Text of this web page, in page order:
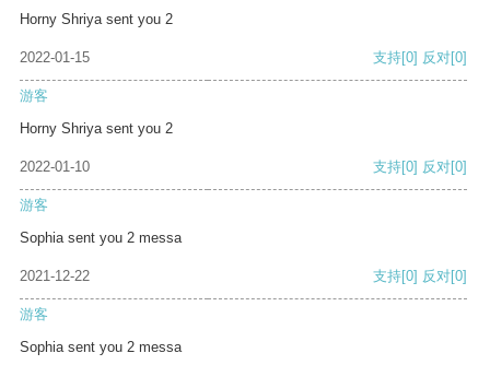
Horny Shriya sent you 2
2022-01-15 支持[0] 反对[0]
游客
Horny Shriya sent you 2
2022-01-10 支持[0] 反对[0]
游客
Sophia sent you 2 messa
2021-12-22 支持[0] 反对[0]
游客
Sophia sent you 2 messa